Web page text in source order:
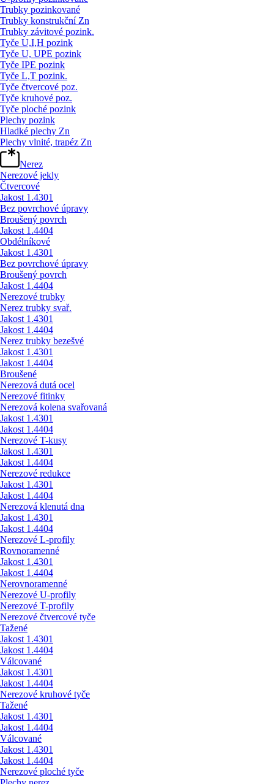
Trubky pozinkované
Trubky konstrukční Zn
Trubky závitové pozink.
Tyče U,I,H pozink
Tyče U, UPE pozink
Tyče IPE pozink
Tyče L,T pozink.
Tyče čtvercové poz.
Tyče kruhové poz.
Tyče ploché pozink
Plechy pozink
Hladké plechy Zn
Plechy vlnité, trapéz Zn
Nerez
Nerezové jekly
Čtvercové
Jakost 1.4301
Bez povrchové úpravy
Broušený povrch
Jakost 1.4404
Obdélníkové
Jakost 1.4301
Bez povrchové úpravy
Broušený povrch
Jakost 1.4404
Nerezové trubky
Nerez trubky svař.
Jakost 1.4301
Jakost 1.4404
Nerez trubky bezešvé
Jakost 1.4301
Jakost 1.4404
Broušené
Nerezová dutá ocel
Nerezové fitinky
Nerezová kolena svařovaná
Jakost 1.4301
Jakost 1.4404
Nerezové T-kusy
Jakost 1.4301
Jakost 1.4404
Nerezové redukce
Jakost 1.4301
Jakost 1.4404
Nerezová klenutá dna
Jakost 1.4301
Jakost 1.4404
Nerezové L-profily
Rovnoramenné
Jakost 1.4301
Jakost 1.4404
Nerovnoramenné
Nerezové U-profily
Nerezové T-profily
Nerezové čtvercové tyče
Tažené
Jakost 1.4301
Jakost 1.4404
Válcované
Jakost 1.4301
Jakost 1.4404
Nerezové kruhové tyče
Tažené
Jakost 1.4301
Jakost 1.4404
Válcované
Jakost 1.4301
Jakost 1.4404
Nerezové ploché tyče